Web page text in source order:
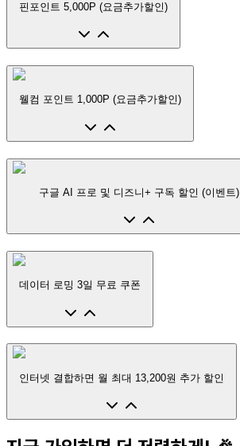
핀포인트 5,000P (요금추가할인)
웰컴 포인트 1,000P (요금추가할인)
구글 AI 프로 및 디즈니+ 구독 할인 (이벤트)
데이터 로밍 3일 무료 쿠폰
인터넷 결합하면 월 최대 13,200원 추가 할인